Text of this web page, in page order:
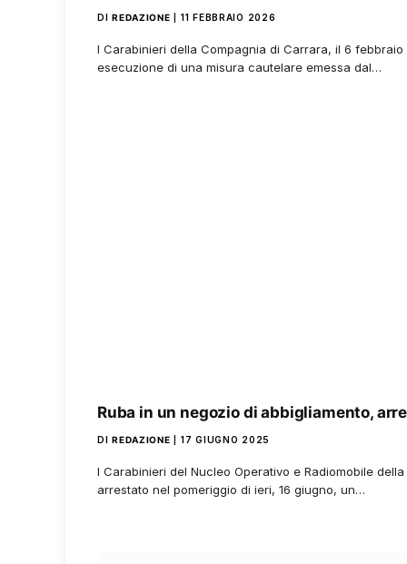
DI REDAZIONE 11 FEBBRAIO 2026
I Carabinieri della Compagnia di Carrara, il 6
esecuzione di una misura cautelare emessa dal…
Ruba in un negozio di abbigliamento,
DI REDAZIONE 17 GIUGNO 2025
I Carabinieri del Nucleo Operativo e Radiomobile
arrestato nel pomeriggio di ieri, 16 giugno, un…